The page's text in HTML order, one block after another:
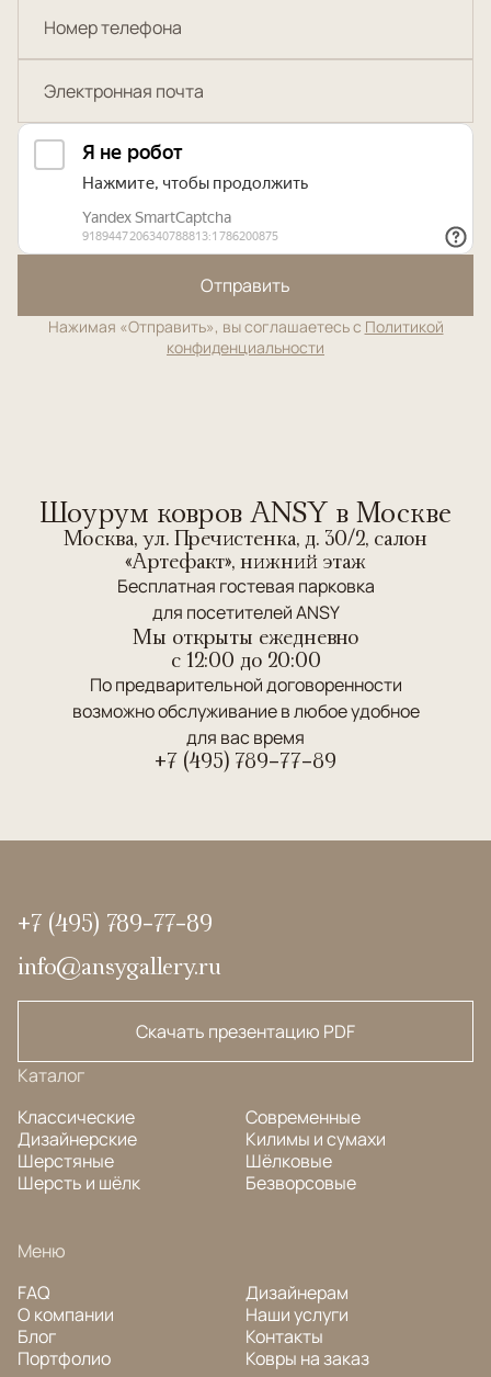
Отправить
Нажимая «Отправить», вы соглашаетесь с Политикой
конфиденциальности
Шоурум ковров ANSY в Москве
Москва, ул. Пречистенка, д. 30/2, салон
«Артефакт», нижний этаж
Бесплатная гостевая парковка
для посетителей ANSY
Мы открыты ежедневно
c 12:00 до 20:00
По предварительной договоренности
возможно обслуживание в любое удобное
для вас время
+7 (495) 789-77-89
+7 (495) 789-77-89
info@ansygallery.ru
Скачать презентацию PDF
Каталог
Классические
Дизайнерские
Шерстяные
Шерсть и шёлк
Современные
Килимы и сумахи
Шёлковые
Безворсовые
Меню
FAQ
О компании
Блог
Портфолио
Дизайнерам
Наши услуги
Контакты
Ковры на заказ